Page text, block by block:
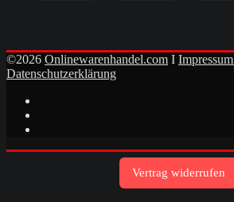
©2026 Onlinewarenhandel.com I Impressum
Datenschutzerklärung
Vertrag widerrufen